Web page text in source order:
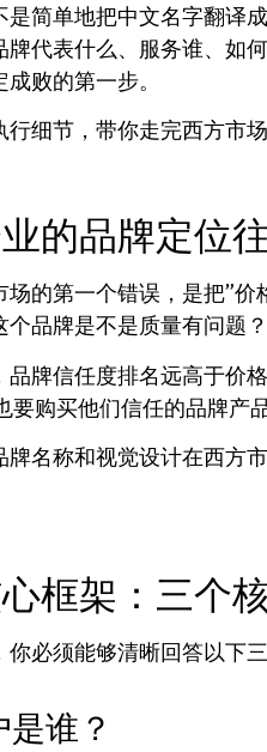
简单地把中文名字翻译
牌代表什么、服务谁、如
败的第一步。
细节，带你走完西方市
的品牌定位
的第一个错误，是把”
品牌是不是质量有问题
品牌信任度排名远高于价
购买他们信任的品牌产
名称和视觉设计在西方
框架：三个
必须能够清晰回答以下三
谁？